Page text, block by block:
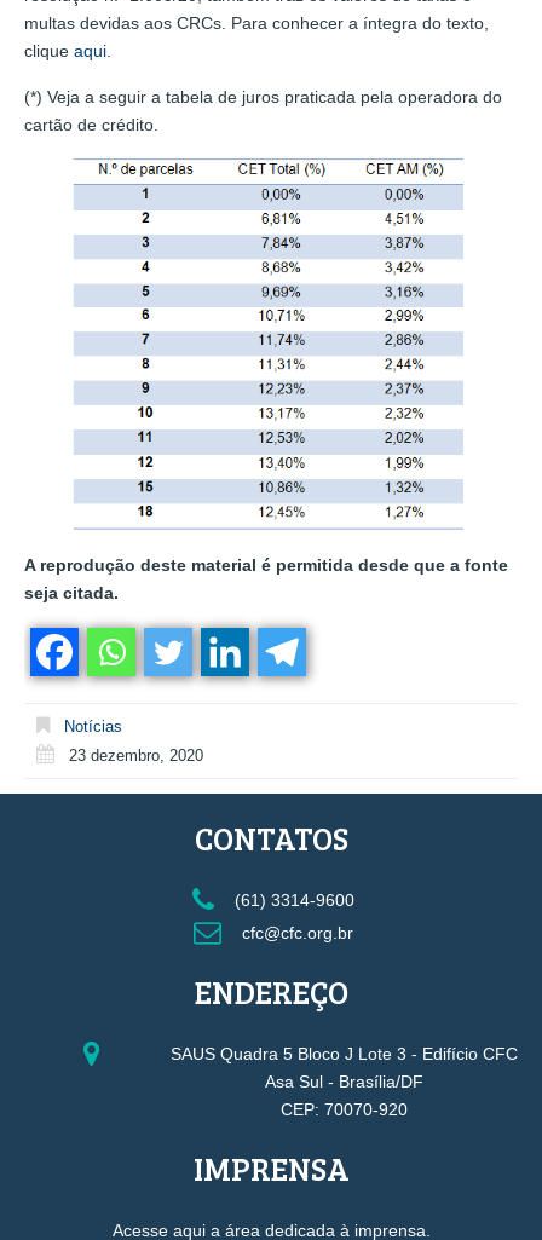
multas devidas aos CRCs. Para conhecer a íntegra do texto,
clique aqui
(*) Veja a seguir a tabela de juros praticada pela operadora do
cartão de crédito.
A reprodução deste material é permitida desde que a fonte
seja citada.
Notícias
23 dezembro, 2020
CONTATOS
(61) 3314-9600
cfc@cfc.org.br
ENDEREÇO
SAUS Quadra 5 Bloco J Lote 3 - Edifício CFC
Asa Sul - Brasília/DF
CEP: 70070-920
IMPRENSA
Acesse aqui a área dedicada à imprensa.